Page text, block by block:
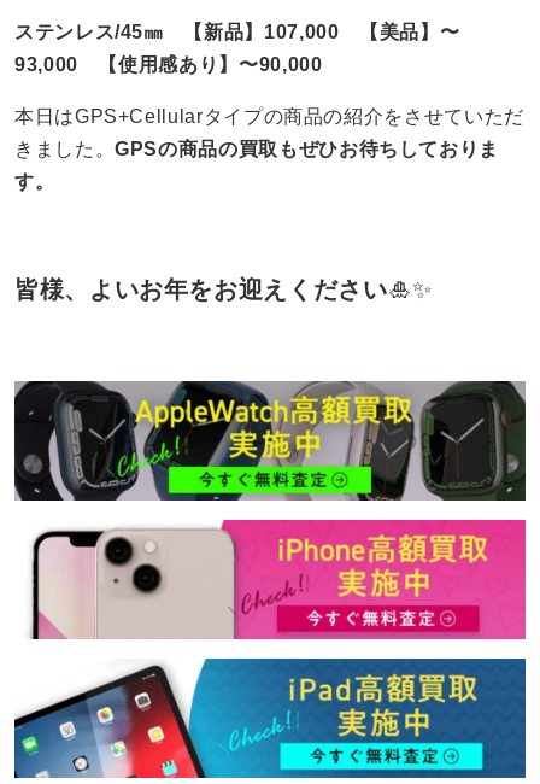
ステンレス/45㎜ 【新品】107,000 【美品】〜
93,000 【使用感あり】〜90,000
本日はGPS+Cellularタイプの商品の紹介をさせていただ
きました。GPSの商品の買取もぜひお待ちしておりま
す。
皆様、よいお年をお迎えください🎍✨